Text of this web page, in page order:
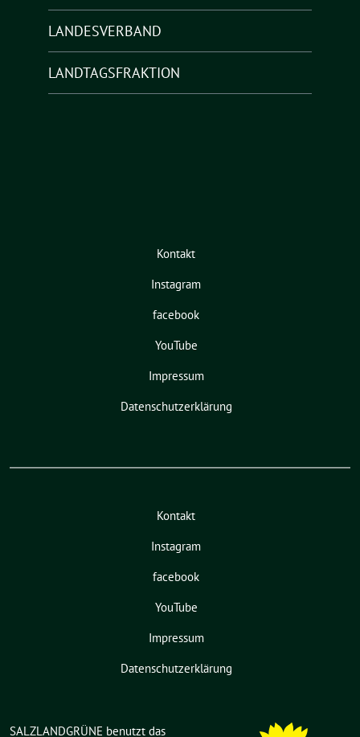
LANDESVERBAND
LANDTAGSFRAKTION
Kontakt
Instagram
facebook
YouTube
Impressum
Datenschutzerklärung
Kontakt
Instagram
facebook
YouTube
Impressum
Datenschutzerklärung
SALZLANDGRÜNE benutzt das